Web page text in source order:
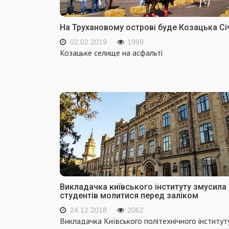
На Трухановому острові буде Козацька
02.02.2019 1999
Козацьке селище на асфальті
Викладачка київського інституту змусила
студентів молитися перед заліком
24.12.2018 2062
Викладачка Київського політехнічного